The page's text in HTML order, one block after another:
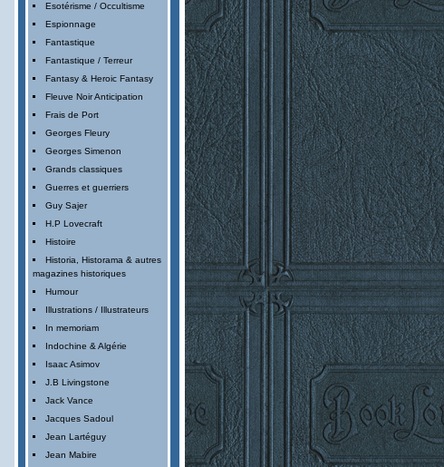
Esotérisme / Occultisme
Espionnage
Fantastique
Fantastique / Terreur
Fantasy & Heroic Fantasy
Fleuve Noir Anticipation
Frais de Port
Georges Fleury
Georges Simenon
Grands classiques
Guerres et guerriers
Guy Sajer
H.P Lovecraft
Histoire
Historia, Historama & autres
magazines historiques
Humour
Illustrations / Illustrateurs
In memoriam
Indochine & Algérie
Isaac Asimov
J.B Livingstone
Jack Vance
Jacques Sadoul
Jean Lartéguy
Jean Mabire